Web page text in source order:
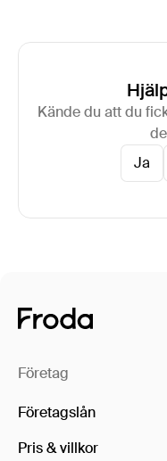
Kände du att du
Ja
Företag
Företagslån
Pris & villkor